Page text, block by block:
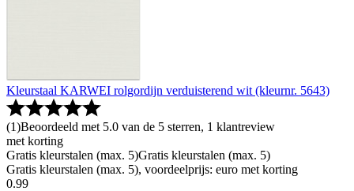
Kleurstaal KARWEI rolgordijn verduisterend wit (kleurnr. 5643)
(1)Beoordeeld met 5.0 van de 5 sterren, 1 klantreview
met korting
Gratis kleurstalen (max. 5)Gratis kleurstalen (max. 5)
Gratis kleurstalen (max. 5), voordeelprijs: euro met korting
0.99